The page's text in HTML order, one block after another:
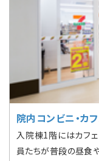
院内コンビニ・カ
入院棟1階にはカフ
員たちが普段の昼食